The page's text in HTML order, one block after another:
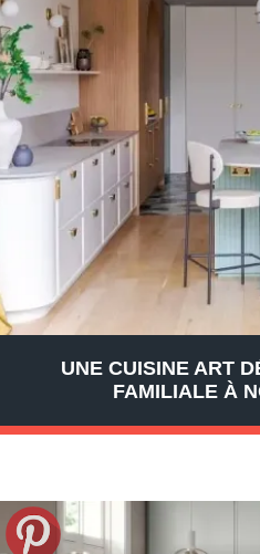
UNE CUISINE ART
FAMILIALE À